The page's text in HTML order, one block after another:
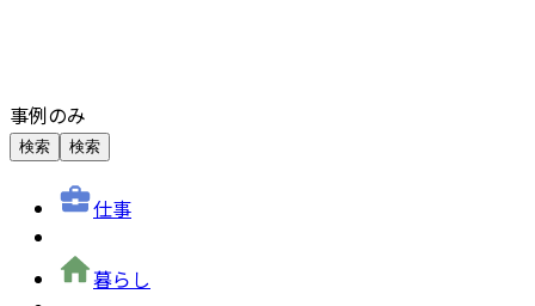
事例のみ
検索 検索
仕事
暮らし